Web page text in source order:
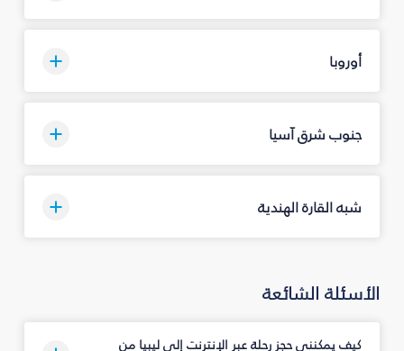
أوروبا
جنوب شرق آسيا
شبه القارة الهندية
الأسئلة الشائعة
كيف يمكنني حجز رحلة عبر الإنترنت إلى ليبيا من